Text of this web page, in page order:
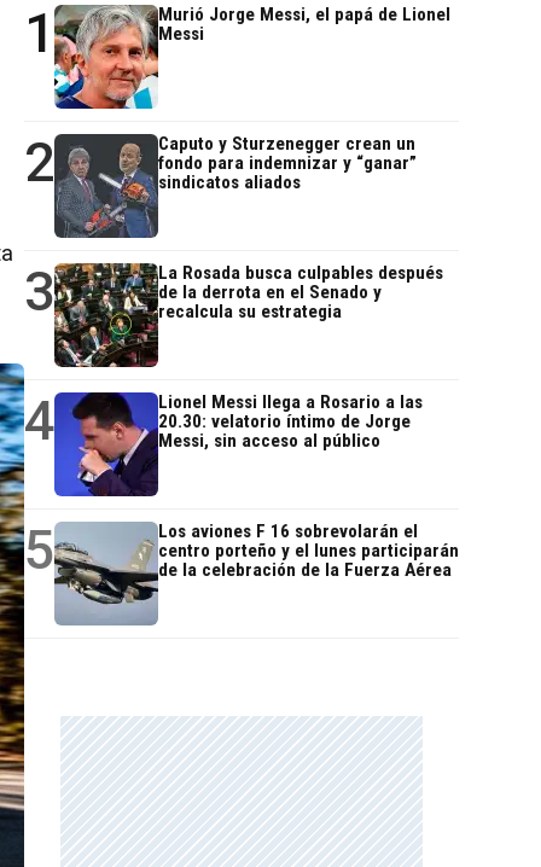
1
Murió Jorge Messi, el papá de Lionel
Messi
2
Caputo y Sturzenegger crean un
fondo para indemnizar y “ganar”
sindicatos aliados
3
La Rosada busca culpables después
de la derrota en el Senado y
recalcula su estrategia
4
Lionel Messi llega a Rosario a las
20.30: velatorio íntimo de Jorge
Messi, sin acceso al público
5
Los aviones F 16 sobrevolarán el
centro porteño y el lunes participarán
de la celebración de la Fuerza Aérea